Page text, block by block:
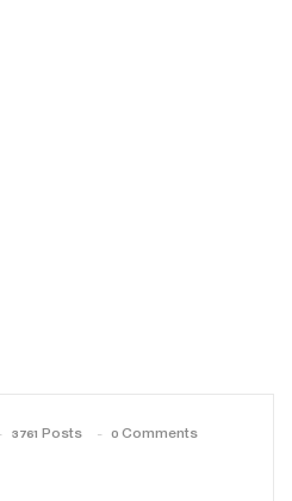
3761 Posts 0 Comments